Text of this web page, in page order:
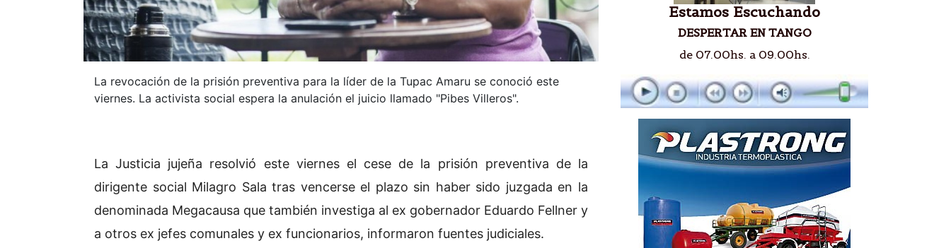
La revocación de la prisión preventiva para la líder de la Tupac Amaru se conoció este
viernes. La activista social espera la anulación el juicio llamado "Pibes Villeros".
La Justicia jujeña resolvió este viernes el cese de la prisión preventiva de la
dirigente social Milagro Sala tras vencerse el plazo sin haber sido juzgada en la
denominada Megacausa que también investiga al ex gobernador Eduardo Fellner y
a otros ex jefes comunales y ex funcionarios, informaron fuentes judiciales.
Estamos Escuchando
DESPERTAR EN TANGO
de 07.00hs. a 09.00hs.